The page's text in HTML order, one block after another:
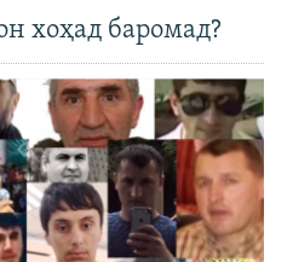
хоҳад баромад?